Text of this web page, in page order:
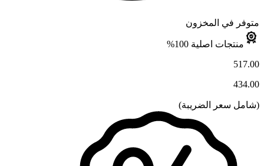
متوفر في المخزون
منتجات اصلية 100%
517.00
434.00
(شامل سعر الضريبة)